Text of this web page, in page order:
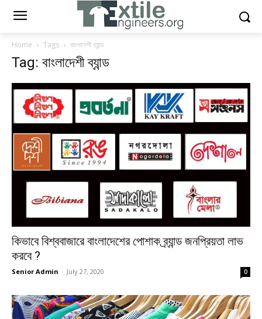
Home Tags বাংলাদেশী ব্যান্ড
Tag: বাংলাদেশী ব্যান্ড
কিভাবে বিশ্ববাজারে বাংলাদেশের পোশাক ব্র্যান্ড জনপ্রিয়তা লাভ
করবে ?
Senior Admin - July 27, 2020 0